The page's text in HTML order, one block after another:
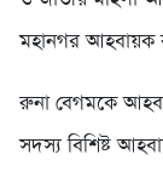
মহানগর আহবায়ক
রুনা বেগমকে
সদস্য বিশিষ্ট